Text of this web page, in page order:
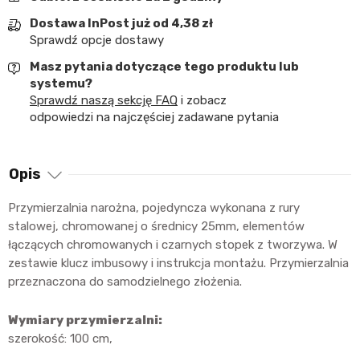
Dostawa InPost już od 4,38 zł
Sprawdź opcje dostawy
Masz pytania dotyczące tego produktu lub
systemu?
Sprawdź naszą sekcję FAQ i zobacz
odpowiedzi na najczęściej zadawane pytania
Opis
Przymierzalnia narożna, pojedyncza wykonana z rury
stalowej, chromowanej o średnicy 25mm, elementów
łączących chromowanych i czarnych stopek z tworzywa. W
zestawie klucz imbusowy i instrukcja montażu. Przymierzalnia
przeznaczona do samodzielnego złożenia.
Wymiary przymierzalni:
szerokość: 100 cm,